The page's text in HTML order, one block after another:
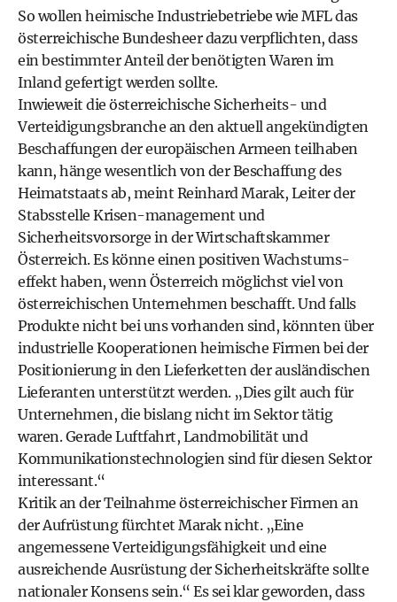
So wollen heimische Industriebetriebe wie MFL das
österreichische Bundesheer dazu verpflichten, dass
ein bestimmter Anteil der benötigten Waren im
Inland gefertigt werden sollte.
Inwieweit die österreichische Sicherheits- und
Verteidigungsbranche an den aktuell angekündigten
Beschaffungen der europäischen Armeen teilhaben
kann, hänge wesentlich von der Beschaffung des
Heimatstaats ab, meint Reinhard Marak, Leiter der
Stabsstelle Krisen-­management und
Sicherheitsvorsorge in der Wirtschaftskammer
Österreich. Es könne einen positiven Wachstums­
effekt haben, wenn Österreich möglichst viel von
österreichischen Unternehmen beschafft. Und falls
Produkte nicht bei uns vorhanden sind, könnten über
industrielle Kooperationen heimische Firmen bei der
Positionierung in den Lieferketten der ausländischen
Lieferanten unterstützt werden. „Dies gilt auch für
Unternehmen, die bislang nicht im Sektor tätig
waren. Gerade Luftfahrt, Landmobilität und
Kommunikationstechnologien sind für diesen Sektor
interessant.“
Kritik an der Teilnahme österreichischer Firmen an
der Aufrüstung fürchtet Marak nicht. „Eine
angemessene Verteidigungsfähigkeit und eine
ausreichende Ausrüstung der Sicherheitskräfte sollte
nationaler Konsens sein.“ Es sei klar geworden, dass